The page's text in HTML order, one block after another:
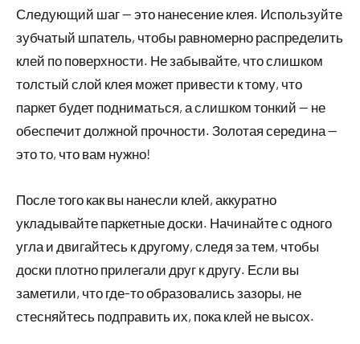
Следующий шаг — это нанесение клея. Используйте
зубчатый шпатель, чтобы равномерно распределить
клей по поверхности. Не забывайте, что слишком
толстый слой клея может привести к тому, что
паркет будет подниматься, а слишком тонкий — не
обеспечит должной прочности. Золотая середина —
это то, что вам нужно!
После того как вы нанесли клей, аккуратно
укладывайте паркетные доски. Начинайте с одного
угла и двигайтесь к другому, следя за тем, чтобы
доски плотно прилегали друг к другу. Если вы
заметили, что где-то образовались зазоры, не
стесняйтесь подправить их, пока клей не высох.